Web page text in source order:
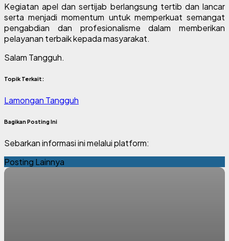
Kegiatan apel dan sertijab berlangsung tertib dan lancar
serta menjadi momentum untuk memperkuat semangat
pengabdian dan profesionalisme dalam memberikan
pelayanan terbaik kepada masyarakat.
Salam Tangguh.
Topik Terkait:
Lamongan Tangguh
Bagikan Posting Ini
Sebarkan informasi ini melalui platform:
Posting Lainnya